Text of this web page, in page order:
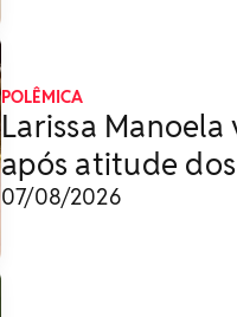
POLÊMICA
Larissa
após atitude
07/08/2026